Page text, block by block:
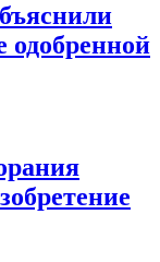
одобренной